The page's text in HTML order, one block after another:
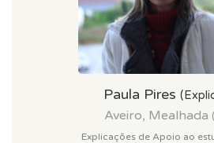
Paula Pires
Aveiro, Mealhada
Explicações de Apoio ao